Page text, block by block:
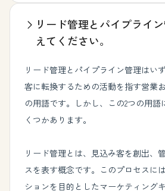
リード管理とパイプライ
えてください。
リード管理とパイプライン管理はい
客に転換するための活動を指す営業
の用語です。しかし、この2つの用
くつかあります。
リード管理とは、見込み客を創出、
スを表す概念です。このプロセスに
ションを目的としたマーケティング